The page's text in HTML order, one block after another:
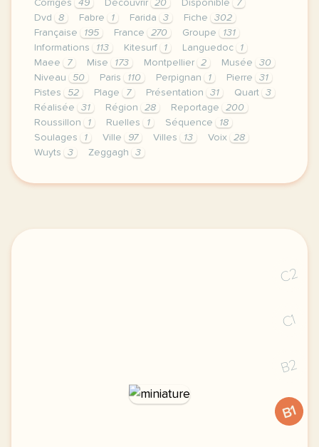
Corrigés
49 Découvrir 20 Disponible
7
Dvd
8 Fabre 1 Farida 3 Fiche
302
Française
195 France 270 Groupe
131
Informations
113 Kitesurf 1 Languedoc
1
Maee
7 Mise 173 Montpellier 2 Musée
30
Niveau
50 Paris 110 Perpignan 1 Pierre
31
Pistes
52 Plage 7 Présentation 31 Quart
3
Réalisée
31 Région 28 Reportage
200
Roussillon
1 Ruelles 1 Séquence
18
Soulages
1 Ville 97 Villes 13 Voix
28
Wuyts
3 Zeggagh 3
le respect de votre vie privee est une priorite
C2
C1
B2
B1